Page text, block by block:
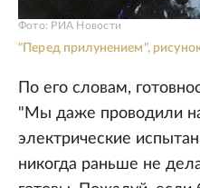
"Перед прилунением",
Фото: РИА Новости
По его словам,
"Мы даже проводили
электрические
никогда раньше не